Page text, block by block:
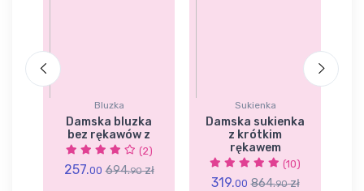
Bluzka
Damska bluzka
bez rękawów z
(2)
257.00 694.90zł
Sukienka
Damska sukienka
z krótkim
rękawem
(10)
319.00 864.90zł